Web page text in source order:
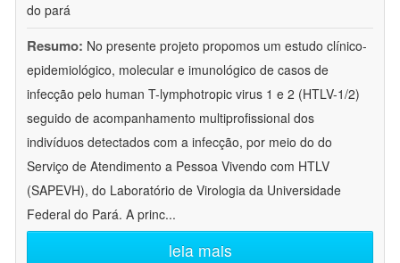
do pará
Resumo: No presente projeto propomos um estudo clínico-
epidemiológico, molecular e imunológico de casos de
infecção pelo human T-lymphotropic virus 1 e 2 (HTLV-1/2)
seguido de acompanhamento multiprofissional dos
indivíduos detectados com a infecção, por meio do do
Serviço de Atendimento a Pessoa Vivendo com HTLV
(SAPEVH), do Laboratório de Virologia da Universidade
Federal do Pará. A princ...
leia mais